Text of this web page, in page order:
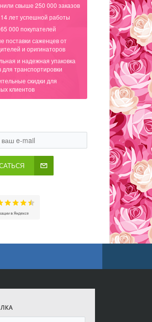
свыше 250 000 заказов
лет успешной работы
000 покупателей
поставки саженцев от
и оригинаторов
и надежная упаковка
транспортировки
скидки для
клиентов